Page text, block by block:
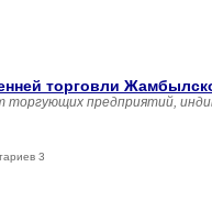
торговли
торгующих предприятий,
3